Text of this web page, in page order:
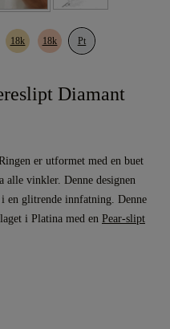
18k 18k Pt
Diamant
er utformet med en buet
alle vinkler. Denne designen
en glitrende innfatning. Denne
i Platina med en Pear-slipt